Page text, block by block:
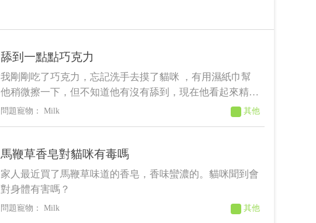
舔到一點點巧克力
我剛剛吃了巧克力，忘記洗手去摸了貓咪 ，有用濕紙巾幫
他稍微擦一下，但不知道他有沒有舔到，現在他看起來精神
還好，沒嘔吐或其它症狀，需要帶去看醫生嗎？ 微量巧克
Milk 其他
馬鞭草香皂對貓咪有毒嗎
家人最近買了馬鞭草味道的香皂，香味蠻濃的。貓咪聞到會
對身體有害嗎？
Milk 其他